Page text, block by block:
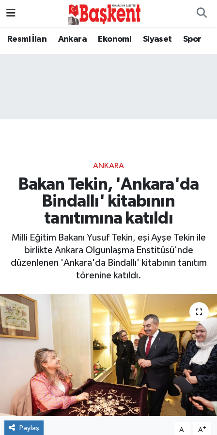
Resmi İlan Ankara Ekonomi Siyaset Spor
ANKARA
Bakan Tekin, 'Ankara'da
Bindallı' kitabının
tanıtımına katıldı
Milli Eğitim Bakanı Yusuf Tekin, eşi Ayşe Tekin ile
birlikte Ankara Olgunlaşma Enstitüsü'nde
düzenlenen 'Ankara'da Bindallı' kitabının tanıtım
törenine katıldı.
Paylaş A- A+